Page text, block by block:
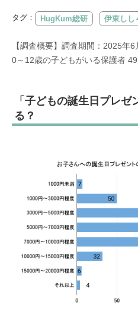
タグ： HugKum総研 伊東しし
【調査概要】調査期間：2025
0～12歳の子どもがいる保護者
「子どもの誕生日プレ
る？